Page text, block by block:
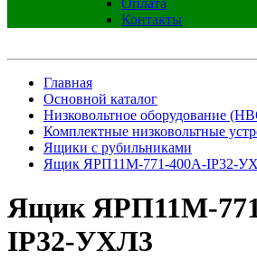
Оплата
Контакты
Главная
Основной каталог
Низковольтное оборудование
Комплектные низковольтные
Ящики с рубильниками
Ящик ЯРП11М-771-400А-IP32-
Ящик ЯРП11М-
IP32-УХЛ3